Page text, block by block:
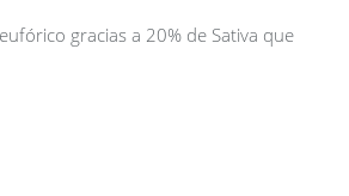
gracias a 20% de Sativa que